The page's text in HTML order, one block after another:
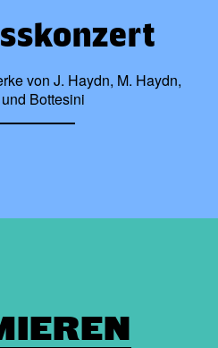
von J. Haydn, M. Haydn,
Bottesini